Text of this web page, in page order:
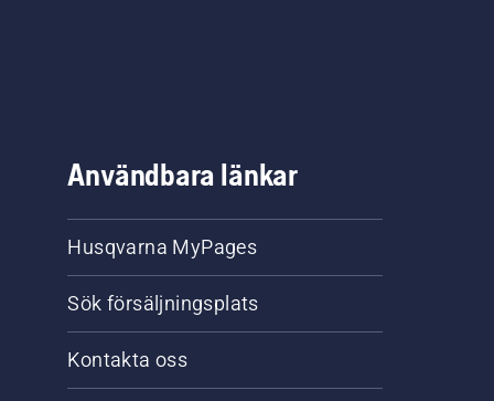
Användbara länkar
Husqvarna MyPages
Sök försäljningsplats
Kontakta oss